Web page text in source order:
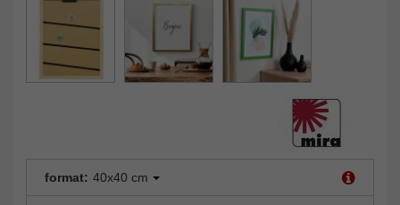
format: 40x40 cm